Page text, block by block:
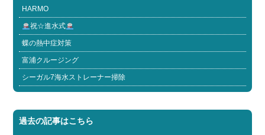
HARMO
祝☆進水式
蝶の熱中症対策
富浦クルージング
シーガル7海水ストレーナー掃除
過去の記事はこちら